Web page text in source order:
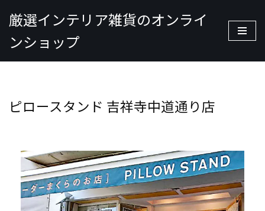
ン
テ
へ
厳選インテリア雑貨のオンライ
ンショップ
ピロースタンド 吉祥寺中道通り店